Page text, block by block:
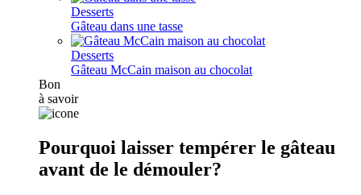
Desserts
Gâteau dans une tasse
Desserts
Gâteau McCain maison au chocolat
Bon
à savoir
Pourquoi laisser tempérer le gâteau
avant de le démouler?